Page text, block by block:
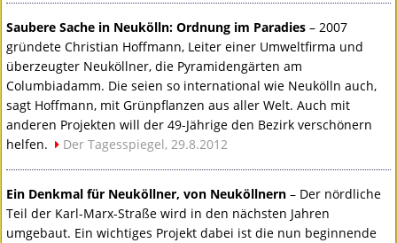
Saubere Sache in Neukölln: Ordnung im Paradies – 2007
gründete Christian Hoffmann, Leiter einer Umweltfirma und
überzeugter Neuköllner, die Pyramidengärten am
Columbiadamm. Die seien so international wie Neukölln auch,
sagt Hoffmann, mit Grünpflanzen aus aller Welt. Auch mit
anderen Projekten will der 49-Jährige den Bezirk verschönern
helfen.
Der Tagesspiegel, 29.8.2012
Ein Denkmal für Neuköllner, von Neuköllnern – Der nördliche
Teil der Karl-Marx-Straße wird in den nächsten Jahren
umgebaut. Ein wichtiges Projekt dabei ist die nun beginnende